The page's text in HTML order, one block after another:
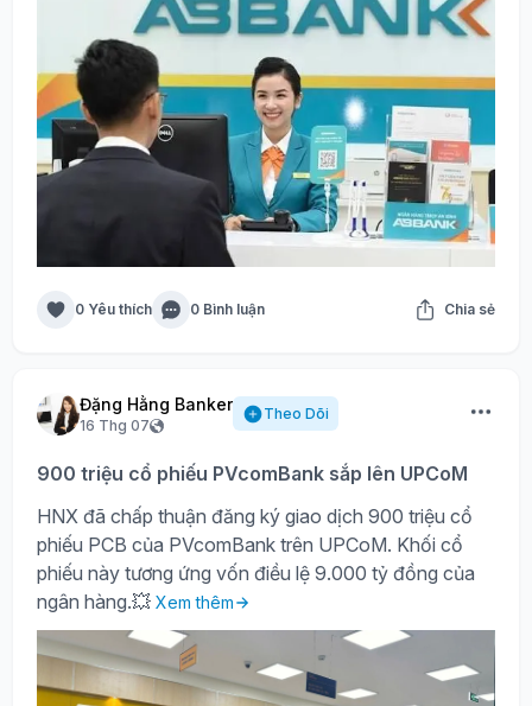
0 Yêu thích 0 Bình luận Chia sẻ
Đặng Hằng Banker
16 Thg 07
Theo Dõi
900 triệu cổ phiếu PVcomBank sắp lên UPCoM
HNX đã chấp thuận đăng ký giao dịch 900 triệu cổ
phiếu PCB của PVcomBank trên UPCoM. Khối cổ
phiếu này tương ứng vốn điều lệ 9.000 tỷ đồng của
ngân hàng.💥 Xem thêm